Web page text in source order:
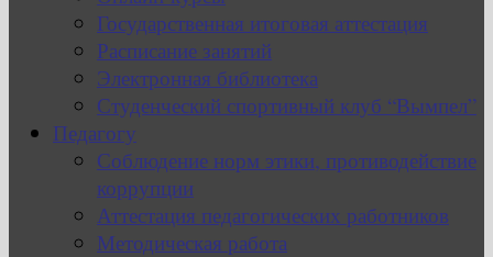
Государственная итоговая аттестация
Расписание занятий
Электронная библиотека
Студенческий спортивный клуб “Вымпел”
Педагогу
Соблюдение норм этики, противодействие
коррупции
Аттестация педагогических работников
Методическая работа